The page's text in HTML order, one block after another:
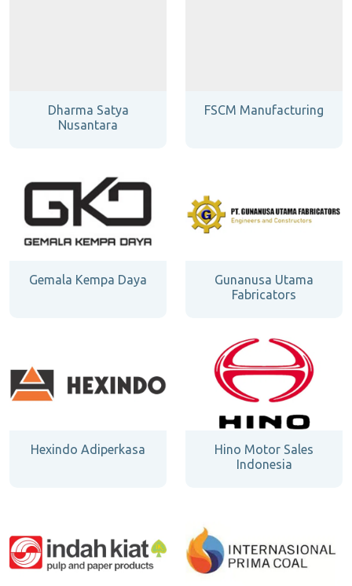
Dharma Satya
Nusantara
FSCM Manufacturing
Gemala Kempa Daya
Gunanusa Utama
Fabricators
Hexindo Adiperkasa
Hino Motor Sales
Indonesia